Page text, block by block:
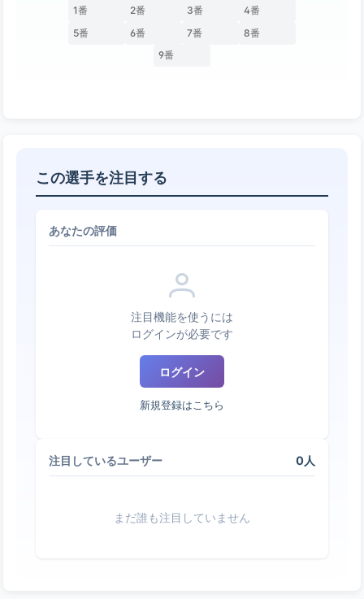
1番 2番 3番
4番
5番
6番 7番
8番
9番
この選手を注目する
あなたの評価
注目機能を使うには
ログインが必要です
ログイン
新規登録はこちら
注目しているユーザー 0人
まだ誰も注目していません